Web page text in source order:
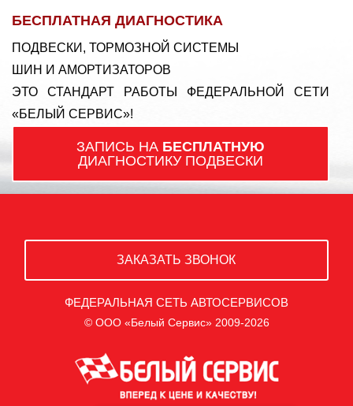
БЕСПЛАТНАЯ ДИАГНОСТИКА
ПОДВЕСКИ, ТОРМОЗНОЙ СИСТЕМЫ
ШИН И АМОРТИЗАТОРОВ
ЭТО СТАНДАРТ РАБОТЫ ФЕДЕРАЛЬНОЙ СЕТИ
«БЕЛЫЙ СЕРВИС»!
ЗАПИСЬ НА БЕСПЛАТНУЮ
ДИАГНОСТИКУ ПОДВЕСКИ
ЗАКАЗАТЬ ЗВОНОК
ФЕДЕРАЛЬНАЯ СЕТЬ АВТОСЕРВИСОВ
© ООО «Белый Сервис» 2009-2026